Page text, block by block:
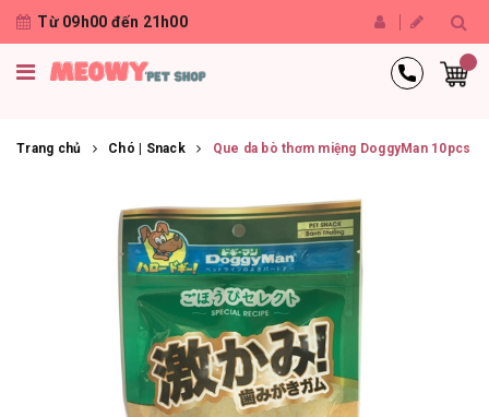
Từ 09h00 đến 21h00
Trang chủ Chó | Snack Que da bò thơm miệng DoggyMan 10pcs